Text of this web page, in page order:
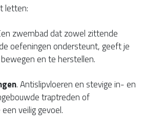
letten:
zwembad dat zowel zittende
oefeningen ondersteunt, geeft je
en te herstellen.
. Antislipvloeren en stevige in- en
traptreden of
veilig gevoel.